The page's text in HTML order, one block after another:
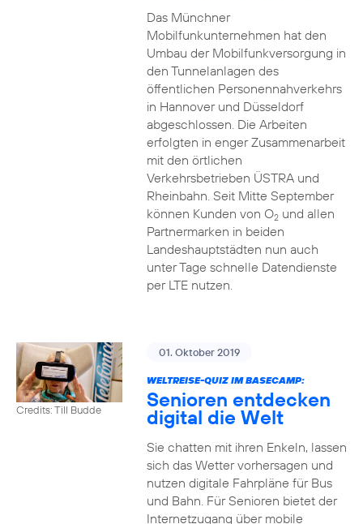
Das Münchner
Mobilfunkunternehmen hat den
Umbau der Mobilfunkversorgung in
den Tunnelanlagen des
öffentlichen Personennahverkehrs
in Hannover und Düsseldorf
abgeschlossen. Die Arbeiten
erfolgten in enger Zusammenarbeit
mit den örtlichen
Verkehrsbetrieben ÜSTRA und
Rheinbahn. Seit Mitte September
können Kunden von O2und allen
Partnermarken in beiden
Landeshauptstädten nun auch
unter Tage schnelle Datendienste
per LTE nutzen.
Credits: Till Budde
01. Oktober 2019
WELTREISE-QUIZ IM BASECAMP:
Senioren entdecken
digital die Welt
Sie chatten mit ihren Enkeln, lassen
sich das Wetter vorhersagen und
nutzen digitale Fahrpläne für Bus
und Bahn. Für Senioren bietet der
Internetzugang über mobile